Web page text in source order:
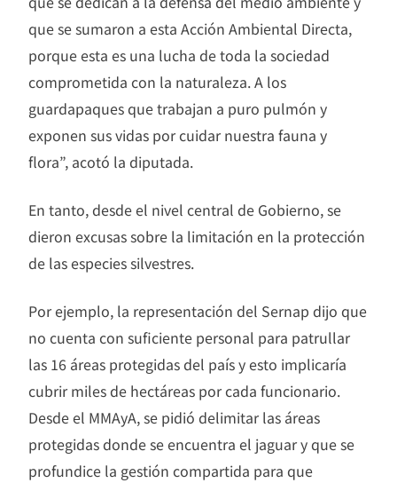
que se sumaron a esta Acción Ambiental Directa,
porque esta es una lucha de toda la sociedad
comprometida con la naturaleza. A los
guardapaques que trabajan a puro pulmón y
exponen sus vidas por cuidar nuestra fauna y
flora”, acotó la diputada.
En tanto, desde el nivel central de Gobierno, se
dieron excusas sobre la limitación en la protección
de las especies silvestres.
Por ejemplo, la representación del Sernap dijo que
no cuenta con suficiente personal para patrullar
las 16 áreas protegidas del país y esto implicaría
cubrir miles de hectáreas por cada funcionario.
Desde el MMAyA, se pidió delimitar las áreas
protegidas donde se encuentra el jaguar y que se
profundice la gestión compartida para que